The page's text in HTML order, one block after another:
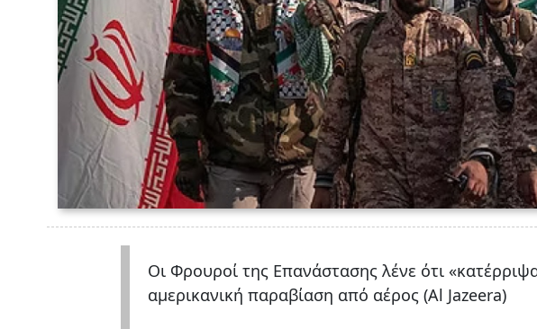
Οι Φρουροί της Επανάστασης λένε ότι
αμερικανική παραβίαση από αέρος (Al Jazeera)